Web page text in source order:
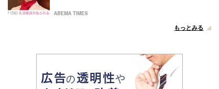
ABEMA TIMES
もっとみる